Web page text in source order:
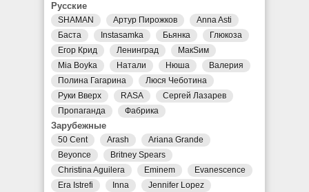
Русские
SHAMAN Артур Пирожков
Anna Asti
Баста
Instasamka Бьянка
Глюкоза
Егор Крид
Ленинград
МакSим
Mia Boyka
Натали Нюша
Валерия
Полина Гагарина
Люся Чеботина
Руки Вверх
RASA
Сергей Лазарев
Пропаганда
Фабрика
Зарубежные
50 Cent Arash
Ariana Grande
Beyonce
Britney Spears
Christina Aguilera
Eminem
Evanescence
Era Istrefi
Inna Jennifer Lopez